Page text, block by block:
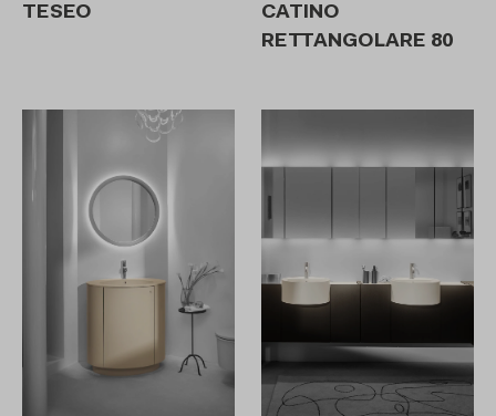
TESEO
CATINO
RETTANGOLARE 80